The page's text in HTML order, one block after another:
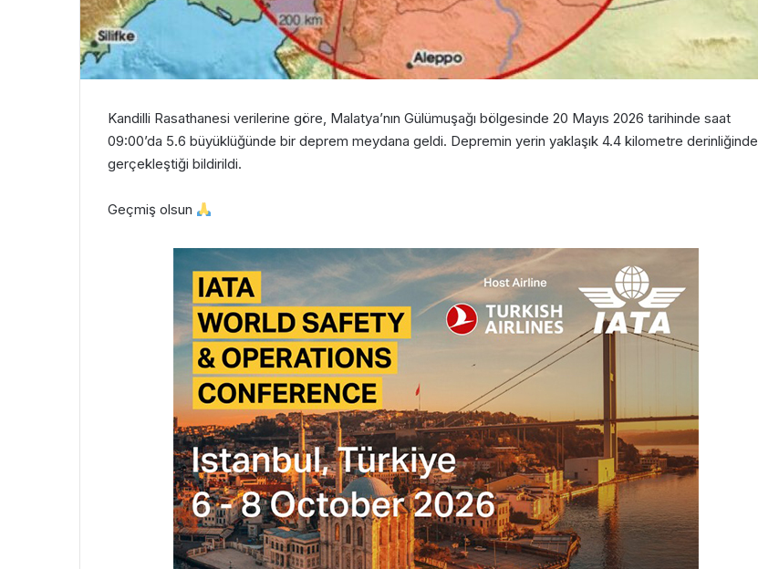
Kandilli Rasathanesi verilerine göre, Malatya’nın Gülümuşağı bölgesinde 20 Mayıs 2026 tarihinde saat
09:00’da 5.6 büyüklüğünde bir deprem meydana geldi. Depremin yerin yaklaşık 4.4 kilometre derinliğinde
gerçekleştiği bildirildi.
Geçmiş olsun